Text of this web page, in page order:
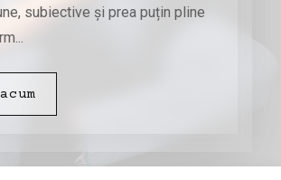
subiective și prea puțin pline